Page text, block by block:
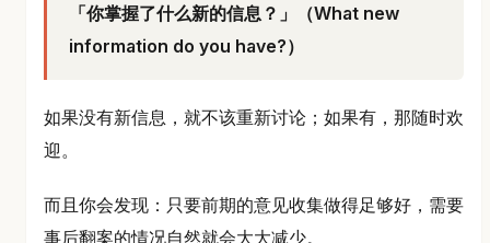
「你掌握了什么新的信息？」（What new
information do you have?）
如果没有新信息，就不该重新讨论；如果有，那随时欢
迎。
而且你会发现：只要前期的意见收集做得足够好，需要
事后翻案的情况自然就会大大减少。